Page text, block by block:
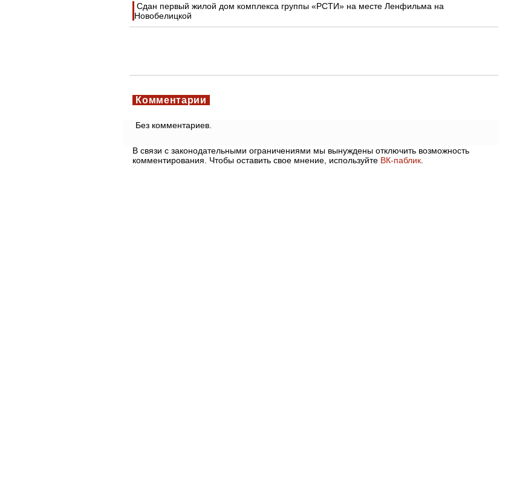
Сдан первый жилой дом комплекса группы «РСТИ» на месте Ленфильма на
Новобелицкой
Комментарии
Без комментариев.
В связи с законодательными ограничениями мы вынуждены отключить возможность
комментирования. Чтобы оставить свое мнение, используйте ВК-паблик